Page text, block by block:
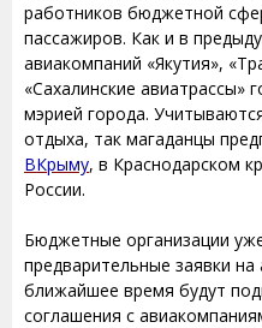
работников бюджетной
пассажиров. Как и в
авиакомпаний «Якутия»,
«Сахалинские авиатрассы»
мэрией города.
отдыха, так магаданцы
ВКрыму, в Краснодарском
России.
Бюджетные организации
предварительные заявки на
ближайшее время будут
соглашения с